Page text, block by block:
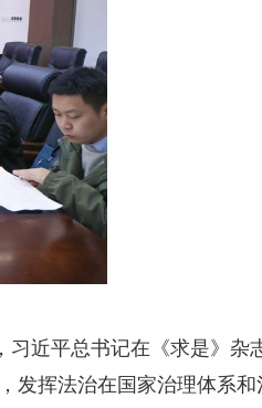
近平总书记在《求是》杂
发挥法治在国家治理体系